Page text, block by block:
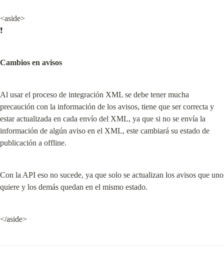
<aside>
❗
Cambios en avisos
Al usar el proceso de integración XML se debe tener mucha
precaución con la información de los avisos, tiene que ser correcta y
estar actualizada en cada envío del XML, ya que si no se envía la
información de algún aviso en el XML, este cambiará su estado de
publicación a offline.
Con la API eso no sucede, ya que solo se actualizan los avisos que uno
quiere y los demás quedan en el mismo estado.
</aside>